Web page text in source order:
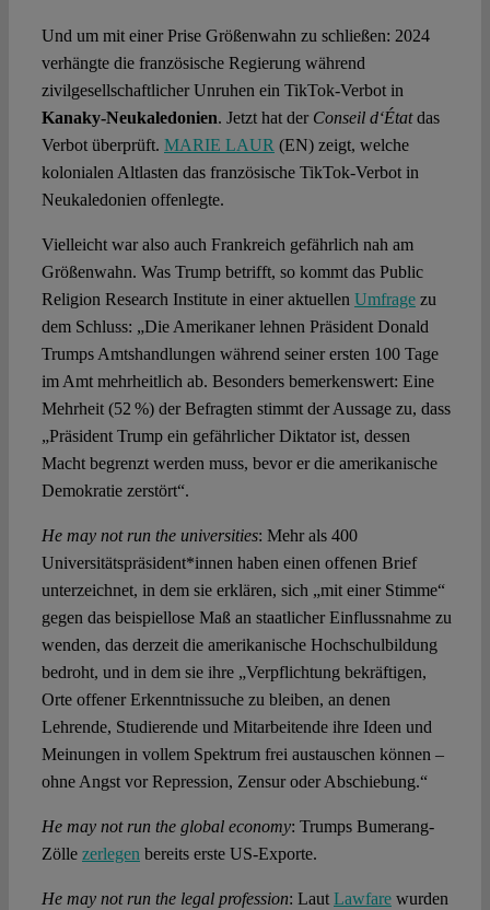
Und um mit einer Prise Größenwahn zu schließen: 2024
verhängte die französische Regierung während
zivilgesellschaftlicher Unruhen ein TikTok-Verbot in
Kanaky-Neukaledonien. Jetzt hat der Conseil d‘Étatdas
Verbot überprüft. MARIE LAUR (EN) zeigt, welche
kolonialen Altlasten das französische TikTok-Verbot in
Neukaledonien offenlegte.
Vielleicht war also auch Frankreich gefährlich nah am
Größenwahn. Was Trump betrifft, so kommt das Public
Religion Research Institute in einer aktuellen Umfragezu
dem Schluss: „Die Amerikaner lehnen Präsident Donald
Trumps Amtshandlungen während seiner ersten 100 Tage
im Amt mehrheitlich ab. Besonders bemerkenswert: Eine
Mehrheit (52 %) der Befragten stimmt der Aussage zu, dass
„Präsident Trump ein gefährlicher Diktator ist, dessen
Macht begrenzt werden muss, bevor er die amerikanische
Demokratie zerstört“.
He may not run the universities: Mehr als 400
Universitätspräsident*innen haben einen offenen Brief
unterzeichnet, in dem sie erklären, sich „mit einer Stimme“
gegen das beispiellose Maß an staatlicher Einflussnahme zu
wenden, das derzeit die amerikanische Hochschulbildung
bedroht, und in dem sie ihre „Verpflichtung bekräftigen,
Orte offener Erkenntnissuche zu bleiben, an denen
Lehrende, Studierende und Mitarbeitende ihre Ideen und
Meinungen in vollem Spektrum frei austauschen können –
ohne Angst vor Repression, Zensur oder Abschiebung.“
He may not run the global economy: Trumps Bumerang-
Zölle zerlegen bereits erste US-Exporte.
He may not run the legal profession: Laut Lawfarewurden